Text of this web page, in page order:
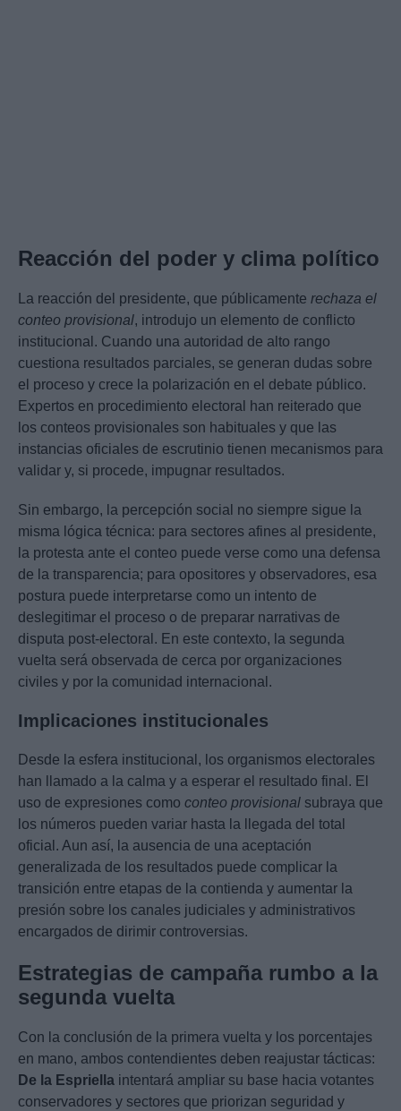
Reacción del poder y clima político
La reacción del presidente, que públicamente rechaza el
conteo provisional, introdujo un elemento de conflicto
institucional. Cuando una autoridad de alto rango
cuestiona resultados parciales, se generan dudas sobre
el proceso y crece la polarización en el debate público.
Expertos en procedimiento electoral han reiterado que
los conteos provisionales son habituales y que las
instancias oficiales de escrutinio tienen mecanismos para
validar y, si procede, impugnar resultados.
Sin embargo, la percepción social no siempre sigue la
misma lógica técnica: para sectores afines al presidente,
la protesta ante el conteo puede verse como una defensa
de la transparencia; para opositores y observadores, esa
postura puede interpretarse como un intento de
deslegitimar el proceso o de preparar narrativas de
disputa post-electoral. En este contexto, la segunda
vuelta será observada de cerca por organizaciones
civiles y por la comunidad internacional.
Implicaciones institucionales
Desde la esfera institucional, los organismos electorales
han llamado a la calma y a esperar el resultado final. El
uso de expresiones como conteo provisional subraya que
los números pueden variar hasta la llegada del total
oficial. Aun así, la ausencia de una aceptación
generalizada de los resultados puede complicar la
transición entre etapas de la contienda y aumentar la
presión sobre los canales judiciales y administrativos
encargados de dirimir controversias.
Estrategias de campaña rumbo a la
segunda vuelta
Con la conclusión de la primera vuelta y los porcentajes
en mano, ambos contendientes deben reajustar tácticas:
De la Espriella intentará ampliar su base hacia votantes
conservadores y sectores que priorizan seguridad y